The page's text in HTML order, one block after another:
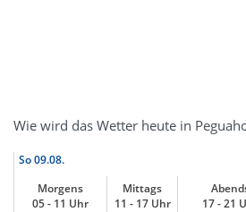
Wie wird das Wetter heute in
So09.08.
Morgens
05 - 11 Uhr
Mittags
11 - 17 Uhr
17 - 21